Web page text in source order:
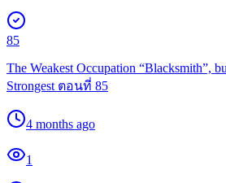
85
The Weakest Occupation “Blacksmith”,
Strongest ตอนที่ 85
4 months ago
1